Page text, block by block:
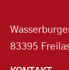
83395